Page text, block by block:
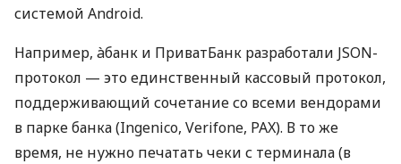
системой Android.
Например, àбанк и ПриватБанк разработали JSON-
протокол — это единственный кассовый протокол,
поддерживающий сочетание со всеми вендорами
в парке банка (Ingenico, Verifone, PAX). В то же
время, не нужно печатать чеки с терминала (в